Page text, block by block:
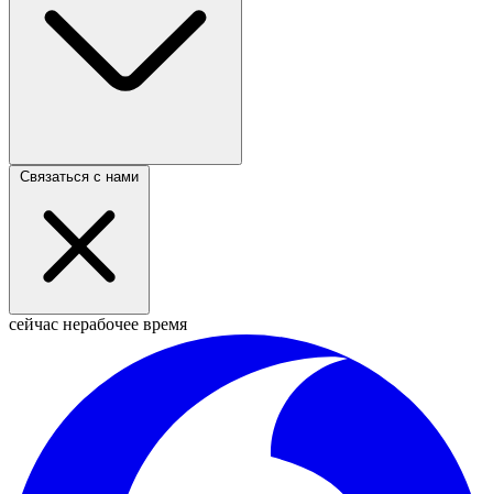
Связаться с нами
сейчас нерабочее время